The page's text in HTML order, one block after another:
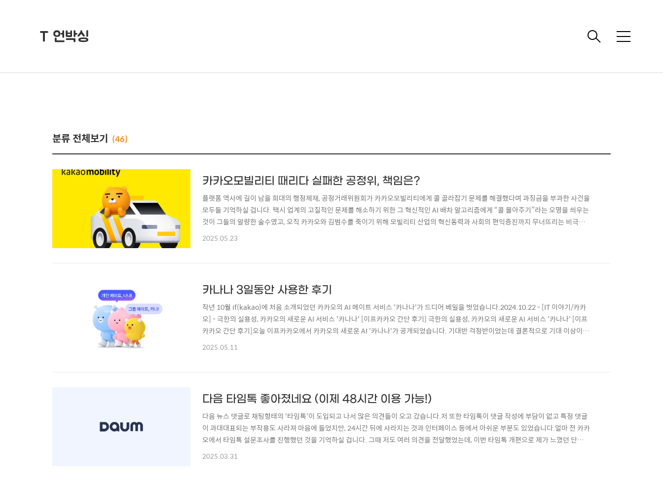
T 언박싱 메
분류 전체보기 (46)
카카오모빌리티 때리다 실패한 공정위, 책임은?
플랫폼 역사에 길이 남을 희대의 행정제재, 공정거래위원회가 카카오모빌리티에게 콜 골라잡기 문제를 해결했다며 과징금을 부과한 사건을
모두들 기억하실 겁니다. 택시 업계의 고질적인 문제를 해소하기 위한 그 혁신적인 AI 배차 알고리즘에게 “콜 몰아주기”라는 오명을 씌우는
것이 그들의 알량한 술수였고, 오직 카카오와 김범수를 죽이기 위해 모빌리티 산업의 혁신동력과 사회의 편익증진까지 무너뜨리는 비극적
인 순간이었죠.2023.02.14 - [기업 이야기/카카오] - 카카오모빌리티 제재로 콜 골라잡기 정당화한 공정위, 모빌리티 혁신은 끝났다 카카
2025.05.23
카나나 3일동안 사용한 후기
작년 10월 if(kakao)에 처음 소개되었던 카카오의 AI 메이트 서비스 '카나나'가 드디어 베일을 벗었습니다.2024.10.22 - [IT 이야기/카카
오] - 극한의 실용성, 카카오의 새로운 AI 서비스 '카나나' [이프카카오 간단 후기] 극한의 실용성, 카카오의 새로운 AI 서비스 '카나나' [이프
카카오 간단 후기]오늘 이프카카오에서 카카오의 새로운 AI '카나나'가 공개되었습니다. 기대반 걱정반이었는데 결론적으로 기대 이상이었
습니다. 카나나는 ChatGPT로 대표되는 생성형 AI 서비스를 가장 실용적으로tommyt.tistory.com 5월 8일, 선착순 CBT 오픈소식을 듣자
2025.05.11
다음 타임톡 좋아졌네요 (이제 48시간 이용 가능!)
다음 뉴스 댓글로 채팅형태의 '타임톡'이 도입되고 나서 많은 의견들이 오고 갔습니다.저 또한 타임톡이 댓글 작성에 부담이 없고 특정 댓글
이 과대대표되는 부작용도 사라져 마음에 들었지만, 24시간 뒤에 사라지는 것과 인터페이스 등에서 아쉬운 부분도 있었습니다.얼마 전 카카
오에서 타임톡 설문조사를 진행했던 것을 기억하실 겁니다. 그때 저도 여러 의견을 전달했었는데, 이번 타임톡 개편으로 제가 느꼈던 단점
이 전부 개선되었습니다! 1. 24시간 > 48시간으로 유지시간 연장타임톡의 핵심이면서 가장 아쉽기도 했던 24시간 제한이 이제 48시간으
2025.03.31